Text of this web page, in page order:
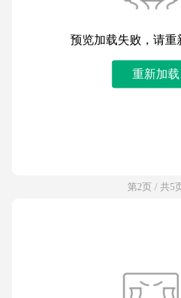
预览加载失败，请重
重新加载
第2页 / 共5